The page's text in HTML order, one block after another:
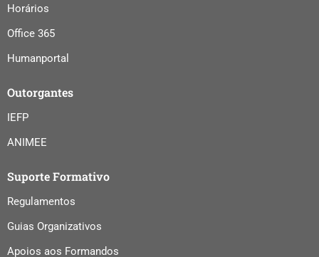
Horários
Office 365
Humanportal
Outorgantes
IEFP
ANIMEE
Suporte Formativo
Regulamentos
Guias Organizativos
Apoios aos Formandos